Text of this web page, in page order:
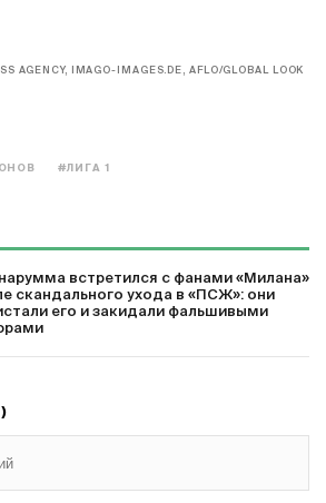
AGENCY, IMAGO-IMAGES.DE, AFLO/GLOBAL LOOK
#ЛИГА 1
встретился с фанами «Милана»
скандального ухода в «ПСЖ»: они
его и закидали фальшивыми